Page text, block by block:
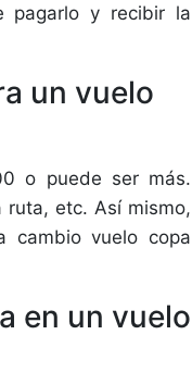
pagarlo y recibir la
un vuelo
o puede ser más.
etc. Así mismo,
cambio vuelo copa
en un vuelo